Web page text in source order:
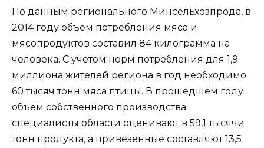
По данным регионального Минсельхозпрода, в
2014 году объем потребления мяса и
мясопродуктов составил 84 килограмма на
человека. С учетом норм потребления для 1,9
миллиона жителей региона в год необходимо
60 тысяч тонн мяса птицы. В прошедшем году
объем собственного производства
специалисты области оценивают в 59,1 тысячи
тонн продукта, а привезенные составляют 13,5